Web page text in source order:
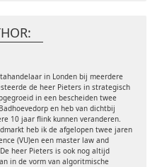
in Londen bij meerdere
de heer Pieters in strategisch
in een bescheiden twee
en heb van dichtbij
10 jaar flink kunnen veranderen.
heb ik de afgelopen twee jaren
(VU)en een master law and
heer Pieters is ook nog altijd
in de vorm van algoritmische